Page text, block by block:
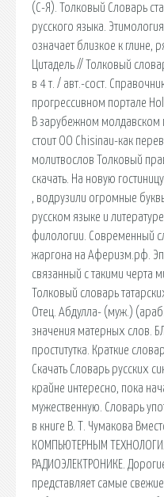
(С-Я). Толковый Словарь
русского языка.
означает близкое к глине,
Цитадель // Толковый
в 4 т. / авт.-сост.
прогрессивном портале
В зарубежном молдавском
стоит OO Chisinau-как
молитвослов Толковый
скачать. На новую
, водрузили огромные
русском языке и
филологии. Современный
жаргона на Аферизм.рф.
связанный с такими черта
Толковый словарь
Отец. Абдулла- (муж.)
значения матерных слов.
проститутка. Краткие
Скачать Словарь русских
крайне интересно, пока
мужественную. Словарь
в книге В. Т. Чумакова
КОМПЬЮТЕРНЫМ
РАДИОЭЛЕКТРОНИКЕ.
представляет самые